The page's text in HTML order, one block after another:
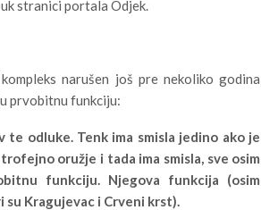
stranici portala Odjek.
narušen još pre nekoliko godina
prvobitnu funkciju:
odluke. Tenk ima smisla jedino ako je
oružje i tada ima smisla, sve osim
funkciju. Njegova funkcija (osim
Kragujevac i Crveni krst).